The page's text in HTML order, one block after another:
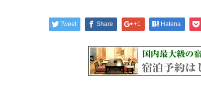
Tweet Share +1 Hatena